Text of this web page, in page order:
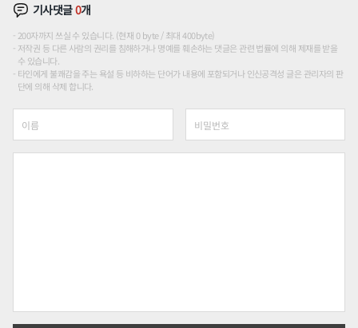
기사댓글0개
200자까지 쓰실 수 있습니다. (현재 0 byte / 최대 400byte)
저작권 등 다른 사람의 권리를 침해하거나 명예를 훼손하는 댓글은 관련 법률에 의해 제재를 받을
수 있습니다.
타인에게 불쾌감을 주는 욕설 등 비하하는 단어가 내용에 포함되거나 인신공격성 글은 관리자의 판
단에 의해 삭제 합니다.